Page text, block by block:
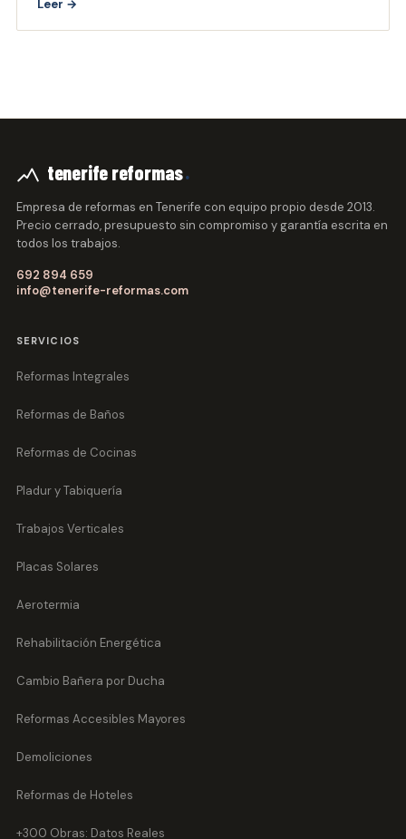
Leer →
tenerife reformas.
Empresa de reformas en Tenerife con equipo propio desde 2013.
Precio cerrado, presupuesto sin compromiso y garantía escrita en
todos los trabajos.
692 894 659
info@tenerife-reformas.com
SERVICIOS
Reformas Integrales
Reformas de Baños
Reformas de Cocinas
Pladur y Tabiquería
Trabajos Verticales
Placas Solares
Aerotermia
Rehabilitación Energética
Cambio Bañera por Ducha
Reformas Accesibles Mayores
Demoliciones
Reformas de Hoteles
+300 Obras: Datos Reales